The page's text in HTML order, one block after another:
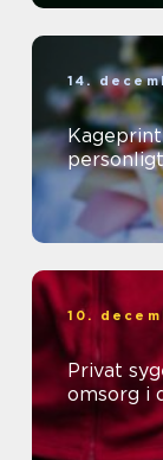
14.
10.
Privat
omsorg i